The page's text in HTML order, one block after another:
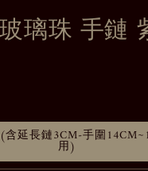
璃珠 手鏈
延長鏈3CM-手圍
用)